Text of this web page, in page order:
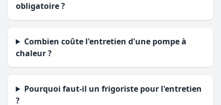
obligatoire ?
Combien coûte l'entretien d'une pompe à
chaleur ?
Pourquoi faut-il un frigoriste pour l'entretien
?